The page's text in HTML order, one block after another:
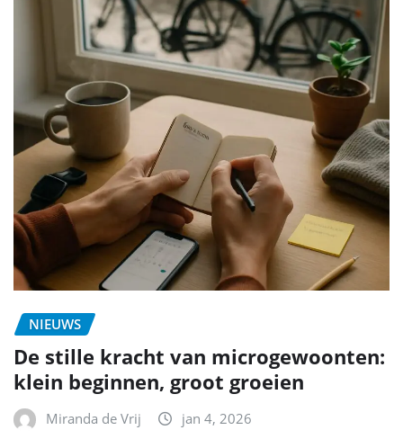
NIEUWS
De stille kracht van microgewoonten:
klein beginnen, groot groeien
Miranda de Vrij jan 4, 2026